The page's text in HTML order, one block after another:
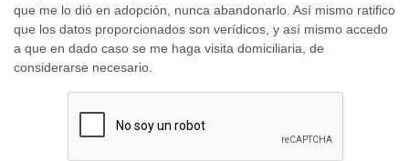
que me lo dió en adopción, nunca abandonarlo. Así mismo ratifico
que los datos proporcionados son verídicos, y así mismo accedo
a que en dado caso se me haga visita domiciliaria, de
considerarse necesario.